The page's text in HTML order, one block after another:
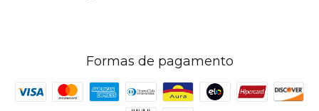
Formas de pagamento